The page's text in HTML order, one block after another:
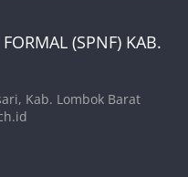
(SPNF) KAB.
Kab. Lombok Barat